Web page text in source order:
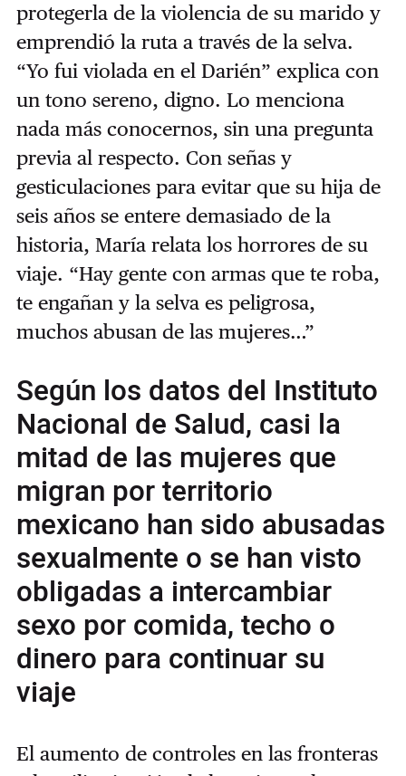
protegerla de la violencia de su marido y
emprendió la ruta a través de la selva.
“Yo fui violada en el Darién” explica con
un tono sereno, digno. Lo menciona
nada más conocernos, sin una pregunta
previa al respecto. Con señas y
gesticulaciones para evitar que su hija de
seis años se entere demasiado de la
historia, María relata los horrores de su
viaje. “Hay gente con armas que te roba,
te engañan y la selva es peligrosa,
muchos abusan de las mujeres…”
Según los datos del Instituto
Nacional de Salud, casi la
mitad de las mujeres que
migran por territorio
mexicano han sido abusadas
sexualmente o se han visto
obligadas a intercambiar
sexo por comida, techo o
dinero para continuar su
viaje
El aumento de controles en las fronteras